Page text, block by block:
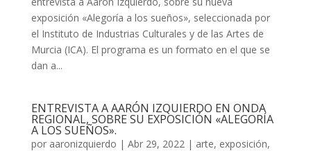
exposición «Alegoría a los sueños», seleccionada por
el Instituto de Industrias Culturales y de las Artes de
Murcia (ICA). El programa es un formato en el que se
dan a...
ENTREVISTA A AARÓN IZQUIERDO EN ONDA
REGIONAL, SOBRE SU EXPOSICIÓN «ALEGORÍA
A LOS SUEÑOS».
por aaronizquierdo | Abr 29, 2022| arte, exposición,